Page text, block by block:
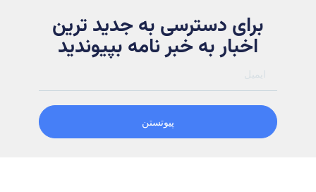
برای دسترسی به جدید ترین
اخبار به خبر نامه بپیوندید
پیوتستن